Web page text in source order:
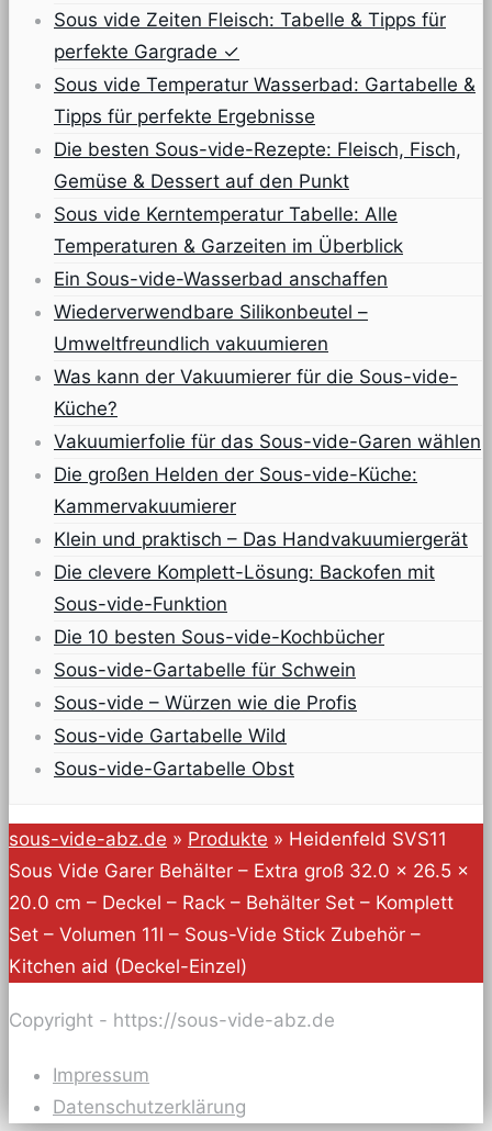
Sous vide Zeiten Fleisch: Tabelle & Tipps für
perfekte Gargrade ✓
Sous vide Temperatur Wasserbad: Gartabelle &
Tipps für perfekte Ergebnisse
Die besten Sous-vide-Rezepte: Fleisch, Fisch,
Gemüse & Dessert auf den Punkt
Sous vide Kerntemperatur Tabelle: Alle
Temperaturen & Garzeiten im Überblick
Ein Sous-vide-Wasserbad anschaffen
Wiederverwendbare Silikonbeutel –
Umweltfreundlich vakuumieren
Was kann der Vakuumierer für die Sous-vide-
Küche?
Vakuumierfolie für das Sous-vide-Garen wählen
Die großen Helden der Sous-vide-Küche:
Kammervakuumierer
Klein und praktisch – Das Handvakuumiergerät
Die clevere Komplett-Lösung: Backofen mit
Sous-vide-Funktion
Die 10 besten Sous-vide-Kochbücher
Sous-vide-Gartabelle für Schwein
Sous-vide – Würzen wie die Profis
Sous-vide Gartabelle Wild
Sous-vide-Gartabelle Obst
sous-vide-abz.de » Produkte » Heidenfeld SVS11
Sous Vide Garer Behälter – Extra groß 32.0 x 26.5 x
20.0 cm – Deckel – Rack – Behälter Set – Komplett
Set – Volumen 11l – Sous-Vide Stick Zubehör –
Kitchen aid (Deckel-Einzel)
Copyright - https://sous-vide-abz.de
Impressum
Datenschutzerklärung